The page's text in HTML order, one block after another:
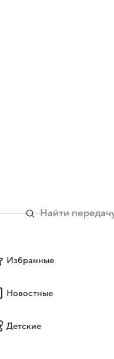
Избранные
Новостные
Детские